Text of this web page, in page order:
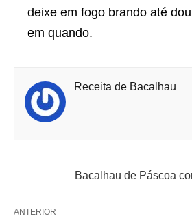
deixe em fogo brando até
em quando.
Receita de Bacalhau
Bacalhau de Páscoa
ANTERIOR